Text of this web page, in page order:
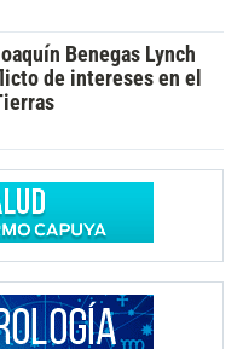
Benegas Lynch
de intereses en el